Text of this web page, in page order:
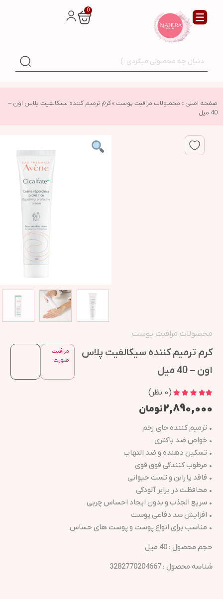
0
صفحه اصلی » محصولات مراقبت پوست»کرم ترمیم کننده سیکالفیت پلاس اون –
40 میل
محصولات مراقبت پوست
کرم ترمیم کننده سیکالفیت پلاس
اون – 40 میل
مراقبت
صورت
(
0 نظر)
۲,۸۹۰,۰۰۰تومان
• ترمیم کننده جای زخم
• خواص ضد باکتری
• تسکین دهنده و ضد التهاب
• مرطوب کنندگی فوق قوی
• فاقد پارابن و تست حیوانی
• محافظت در برابر آلودگی
• سریع الجذب و بدون ایجاد احساس چربی
• افزایش سد دفاعی پوست
• مناسب برای انواع پوست و پوست های حساس
حجم محصول : 40 میل
شناسه محصول : 3282770204667